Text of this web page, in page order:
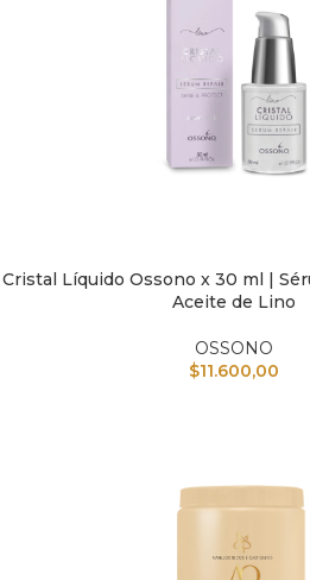
AÑADIR AL CARRITO
Cristal Líquido Ossono x 30 ml |
Aceite de Lino
OSSONO
$11.600,00